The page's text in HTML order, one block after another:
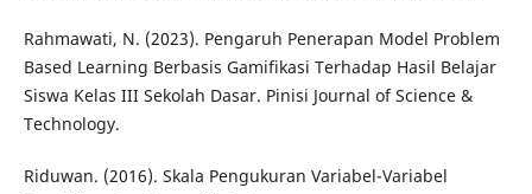
Rahmawati, N. (2023). Pengaruh Penerapan Model Problem
Based Learning Berbasis Gamifikasi Terhadap Hasil Belajar
Siswa Kelas III Sekolah Dasar. Pinisi Journal of Science &
Technology.
Riduwan. (2016). Skala Pengukuran Variabel-Variabel